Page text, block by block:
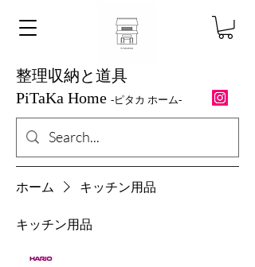
整理収納と道具
PiTaKa Home -ピタカ ホーム-
ホーム キッチン用品
キッチン用品